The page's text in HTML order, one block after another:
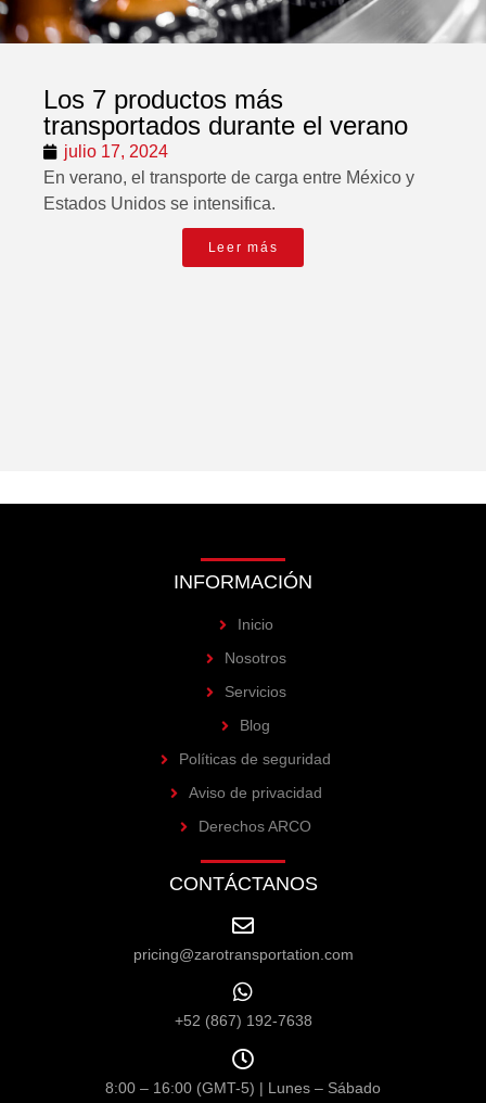
Los 7 productos más
transportados durante el verano
julio 17, 2024
En verano, el transporte de carga entre México y
Estados Unidos se intensifica.
Leer más
INFORMACIÓN
Inicio
Nosotros
Servicios
Blog
Políticas de seguridad
Aviso de privacidad
Derechos ARCO
CONTÁCTANOS
pricing@zarotransportation.com
+52 (867) 192-7638
8:00 – 16:00 (GMT-5) | Lunes – Sábado